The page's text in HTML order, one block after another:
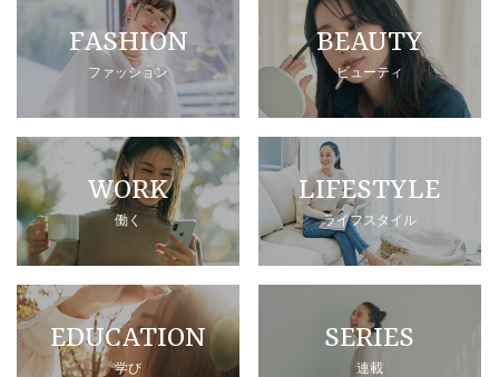
FASHION
ファッション
BEAUTY
ビューティ
WORK
働く
LIFESTYLE
ライフスタイル
EDUCATION
学び
SERIES
連載